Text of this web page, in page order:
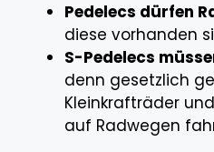
Pedelecs dürfen
diese vorhanden
S-Pedelecs
denn gesetzlich
Kleinkrafträder
auf Radwegen